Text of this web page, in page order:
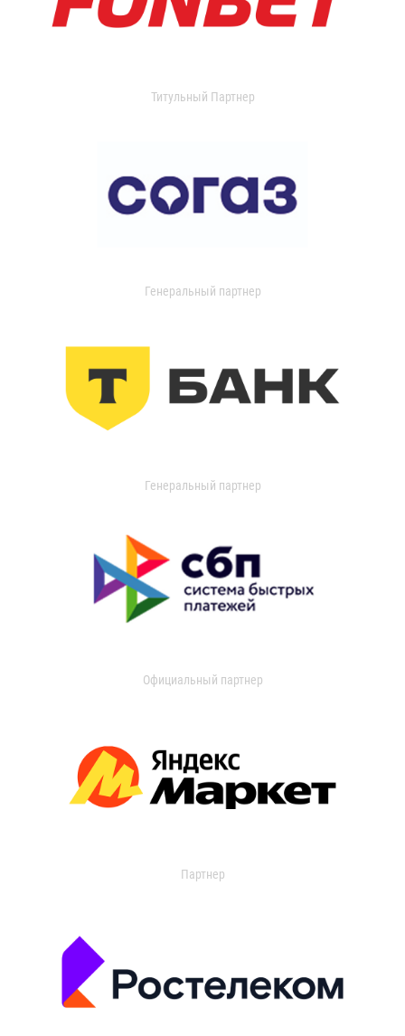
Титульный Партнер
Генеральный партнер
Генеральный партнер
Официальный партнер
Партнер